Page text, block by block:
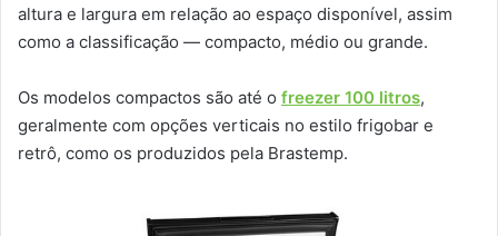
altura e largura em relação ao espaço disponível, assim
como a classificação — compacto, médio ou grande.
Os modelos compactos são até o freezer 100 litros,
geralmente com opções verticais no estilo frigobar e
retrô, como os produzidos pela Brastemp.